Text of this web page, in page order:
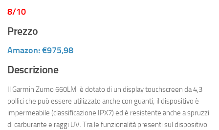
8/10
Prezzo
Amazon: €975,98
Descrizione
Il Garmin Zumo 660LM è dotato di un display touchscreen da 4,3
pollici che può essere utilizzato anche con guanti; il dispositivo è
impermeabile (classificazione IPX7) ed è resistente anche a spruzzi
di carburante e raggi UV. Tra le funzionalità presenti sul dispositivo